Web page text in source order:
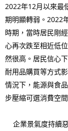
2022年12月以來最
期明顯轉弱。2022
時期，當時居民剛
心再次跌至相近低
然很高。居民信心
耐用品購買等方式
情況下，能源與食
步壓縮可選消費空間
企業景氣度持續